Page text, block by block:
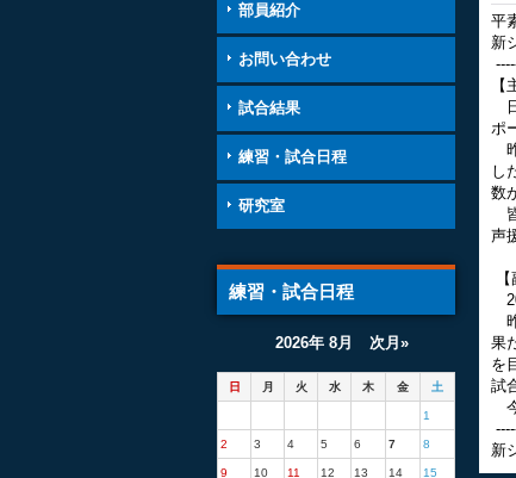
部員紹介
お問い合わせ
試合結果
練習・試合日程
研究室
練習・試合日程
2026年 8月 次月»
日 月 火 水 木 金 土
1
2 3 4 5 6 7 8
9 10 11 12 13 14 15
平
新
ポ
し
数
声
果
を
試
新